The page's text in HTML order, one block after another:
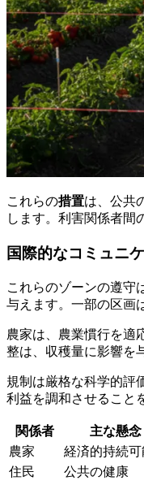
これらの措置は、公共
します。利害関係者間
国際的なコミュニ
これらのゾーンの遵守
与えます。一部の区画
農家は、農業慣行を適
整は、収穫量に影響を
規制は厳格な科学的評
利益を調和させること
関係者 主な懸念
農家
経済的持続可
住民
公共の健康